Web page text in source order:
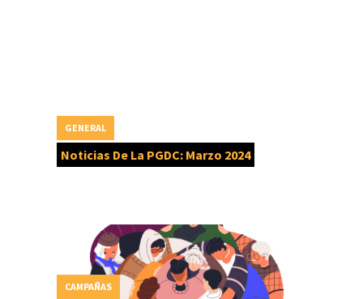
Noticias De La PGDC: Marzo 2024
GENERAL
CAMPAÑAS